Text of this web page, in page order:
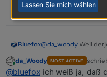
Bluefox@da_woody Weil
Online
da_Woody MOST ACTIVE
@bluefox ich weiß ja, daß
Lassen Sie mich wählen